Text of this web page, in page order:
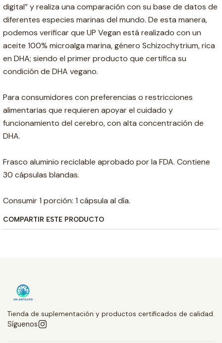
digital” y realiza una comparación con su base de datos de
diferentes especies marinas del mundo. De esta manera,
podemos verificar que UP Vegan está realizado con un
aceite 100% microalga marina, género Schizochytrium, rica
en DHA; siendo el primer producto que certifica su
condición de DHA vegano.
Para consumidores con preferencias o restricciones
alimentarias que requieren apoyar el cuidado y
funcionamiento del cerebro, con alta concentración de
DHA.
Frasco aluminio reciclable aprobado por la FDA. Contiene
30 cápsulas blandas.
Consumir 1 porción: 1 cápsula al día.
COMPARTIR ESTE PRODUCTO
Tienda de suplementación y productos certificados de calidad.
Síguenos